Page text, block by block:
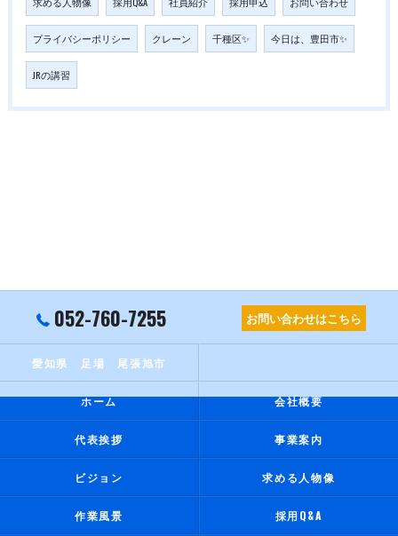
プライバシーポリシー クレーン 千種区✨ 今日は、豊田市✨
JRの講習
052-760-7255 お問い合わせはこちら
愛知県 足場 尾張旭市
ホーム 会社概要
代表挨拶 事業案内
ビジョン 求める人物像
作業風景 採用Q&A